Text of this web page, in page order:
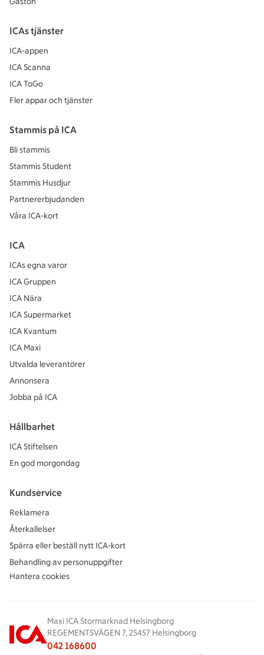
ICAs tjänster
ICA-appen
ICA Scanna
ICA ToGo
Fler appar och tjänster
Stammis på ICA
Bli stammis
Stammis Student
Stammis Husdjur
Partnererbjudanden
Våra ICA-kort
ICA
ICAs egna varor
ICA Gruppen
ICA Nära
ICA Supermarket
ICA Kvantum
ICA Maxi
Utvalda leverantörer
Annonsera
Jobba på ICA
Hållbarhet
ICA Stiftelsen
En god morgondag
Kundservice
Reklamera
Återkallelser
Spärra eller beställ nytt ICA-kort
Behandling av personuppgifter
Hantera cookies
Maxi ICA Stormarknad Helsingborg
REGEMENTSVÄGEN 7, 25457 Helsingborg
042 168600